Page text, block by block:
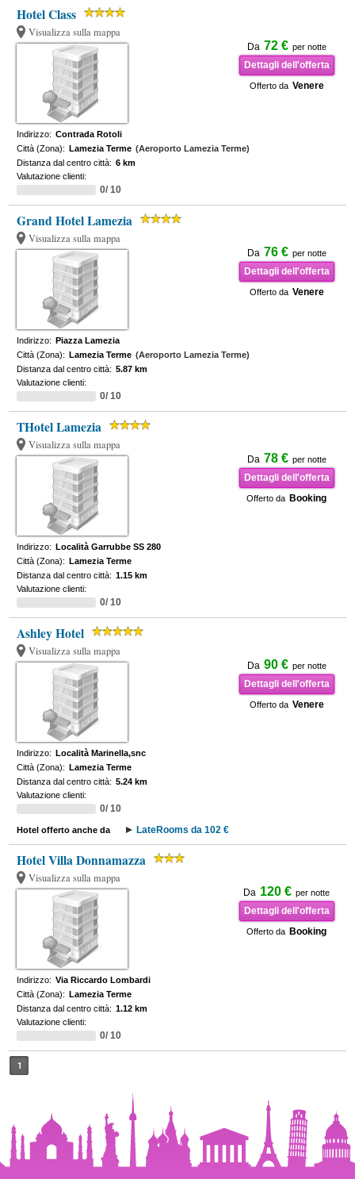
Hotel Class
Visualizza sulla mappa
Da 72 € per notte
Dettagli dell'offerta
Offerto da Venere
Indirizzo: Contrada Rotoli
Città (Zona): Lamezia Terme (Aeroporto Lamezia Terme)
Distanza dal centro città: 6 km
Valutazione clienti:
0/ 10
Grand Hotel Lamezia
Visualizza sulla mappa
Da 76 € per notte
Dettagli dell'offerta
Offerto da Venere
Indirizzo: Piazza Lamezia
Città (Zona): Lamezia Terme (Aeroporto Lamezia Terme)
Distanza dal centro città: 5.87 km
Valutazione clienti:
0/ 10
THotel Lamezia
Visualizza sulla mappa
Da 78 € per notte
Dettagli dell'offerta
Offerto da Booking
Indirizzo: Località Garrubbe SS 280
Città (Zona): Lamezia Terme
Distanza dal centro città: 1.15 km
Valutazione clienti:
0/ 10
Ashley Hotel
Visualizza sulla mappa
Da 90 € per notte
Dettagli dell'offerta
Offerto da Venere
Indirizzo: Località Marinella,snc
Città (Zona): Lamezia Terme
Distanza dal centro città: 5.24 km
Valutazione clienti:
0/ 10
Hotel offerto anche da LateRooms da 102 €
Hotel Villa Donnamazza
Visualizza sulla mappa
Da 120 € per notte
Dettagli dell'offerta
Offerto da Booking
Indirizzo: Via Riccardo Lombardi
Città (Zona): Lamezia Terme
Distanza dal centro città: 1.12 km
Valutazione clienti:
0/ 10
1